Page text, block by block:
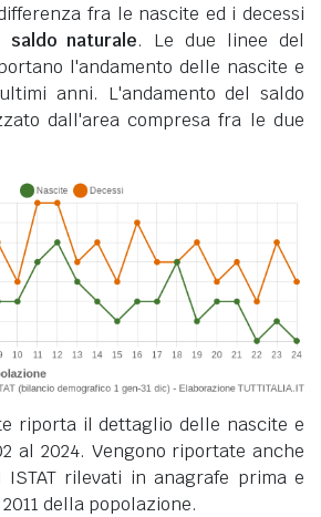
fra le nascite ed i decessi
saldo naturale. Le due linee del
l'andamento delle nascite e
anni. L'andamento del saldo
dall'area compresa fra le due
riporta il dettaglio delle nascite e
al 2024. Vengono riportate anche
rilevati in anagrafe prima e
della popolazione.